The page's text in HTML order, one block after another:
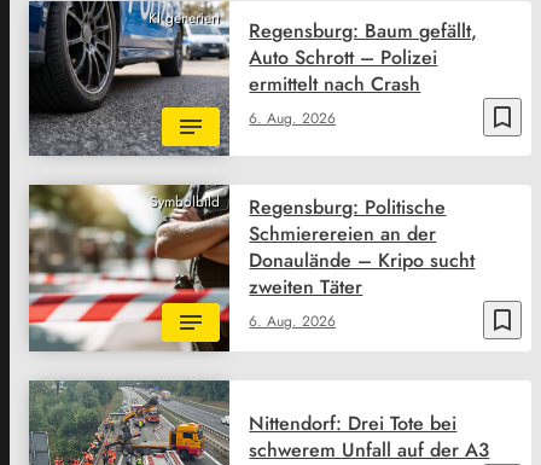
KI generiert
bookmark_border
6. Aug. 2026
Regensburg: Baum gefällt,
Auto Schrott – Polizei
ermittelt nach Crash
Symbolbild
bookmark_border
6. Aug. 2026
Regensburg: Politische
Schmierereien an der
Donaulände – Kripo sucht
zweiten Täter
Nittendorf: Drei Tote bei
schwerem Unfall auf der A3